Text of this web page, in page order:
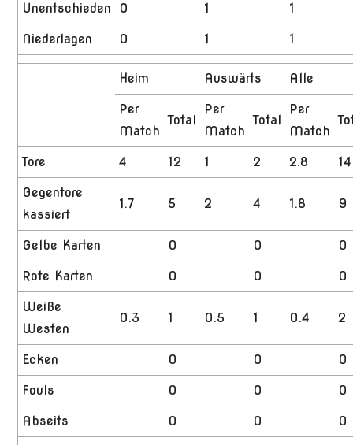
Unentschieden 0 1 1
Niederlagen 0 1 1
Heim Auswärts Alle
Per
Match
Total
Per
Match
Total
Per
Match
Tore 4 12 1 2 2.8 14
Gegentore
kassiert
1.7 5 2 4 1.8 9
Gelbe Karten 0 0 0
Rote Karten 0 0 0
Weiße
Westen
0.3 1 0.5 1 0.4 2
Ecken 0 0 0
Fouls 0 0 0
Abseits 0 0 0